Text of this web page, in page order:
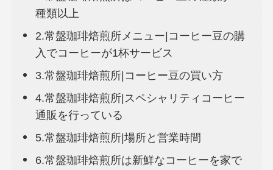
種類以上
2.常盤珈琲焙煎所メニュー|コーヒー豆の購
入でコーヒーが1杯サービス
3.常盤珈琲焙煎所|コーヒー豆の買い方
4.常盤珈琲焙煎所|スペシャリティコーヒー
通販を行っている
5.常盤珈琲焙煎所|場所と営業時間
6.常盤珈琲焙煎所は新鮮なコーヒーを家で